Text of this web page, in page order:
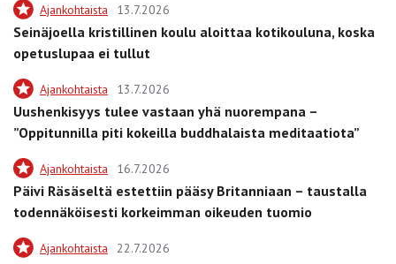
Ajankohtaista 13.7.2026
Seinäjoella kristillinen koulu aloittaa kotikouluna, koska
opetuslupaa ei tullut
Ajankohtaista 13.7.2026
Uushenkisyys tulee vastaan yhä nuorempana –
”Oppitunnilla piti kokeilla buddhalaista meditaatiota”
Ajankohtaista 16.7.2026
Päivi Räsäseltä estettiin pääsy Britanniaan – taustalla
todennäköisesti korkeimman oikeuden tuomio
Ajankohtaista 22.7.2026